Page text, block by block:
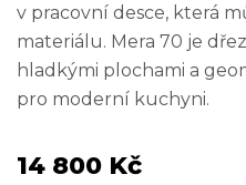
v pracovní desce, která
materiálu. Mera 70 je
hladkými plochami a
pro moderní kuchyni.
14 800 Kč